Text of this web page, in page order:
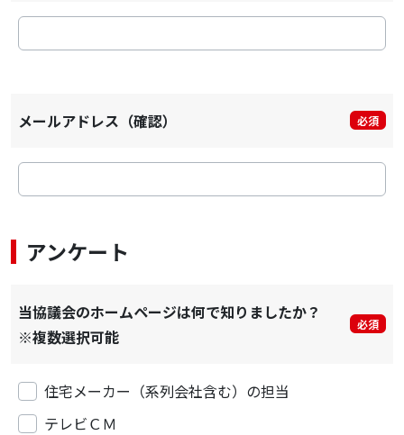
メールアドレス（確認） 必須
アンケート
当協議会のホームページは何で知りましたか？
※複数選択可能
必須
住宅メーカー（系列会社含む）の担当
テレビＣＭ